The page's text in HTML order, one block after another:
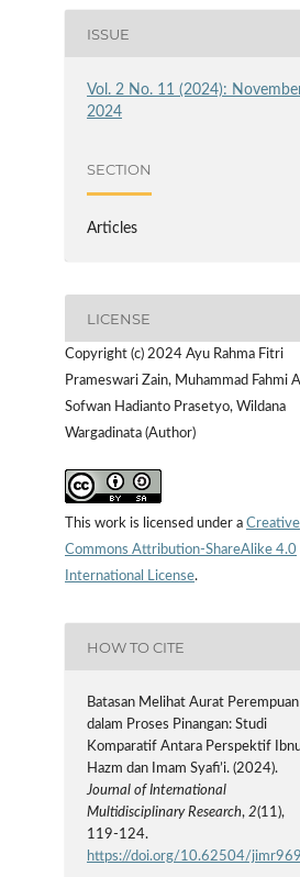
ISSUE
Vol. 2 No. 11 (2024):
2024
SECTION
Articles
LICENSE
Copyright (c) 2024 Ayu Rahma Fitri
Prameswari Zain, Muhammad Fahmi
Sofwan Hadianto Prasetyo, Wildana
Wargadinata (Author)
This work is licensed under a Creative
Commons Attribution-ShareAlike 4.0
International License.
HOW TO CITE
Batasan Melihat Aurat Perempuan
dalam Proses Pinangan: Studi
Komparatif Antara Perspektif
Hazm dan Imam Syafi’i. (2024).
Journal of International
Multidisciplinary Research,2(11),
119-124.
https://doi.org/10.62504/jimr969